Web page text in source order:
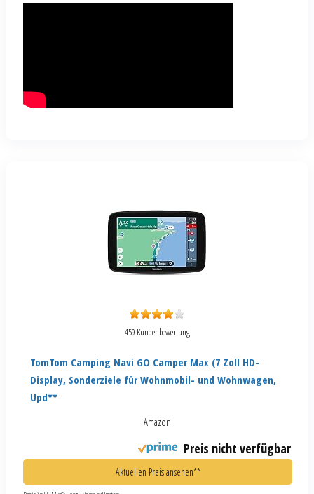
459 Kundenbewertung
TomTom Camping Navi GO Camper Max (7 Zoll HD-
Display, Sonderziele für Wohnmobil- und Wohnwagen,
Upd**
Amazon
Preis nicht verfügbar
Aktuellen Preis ansehen**